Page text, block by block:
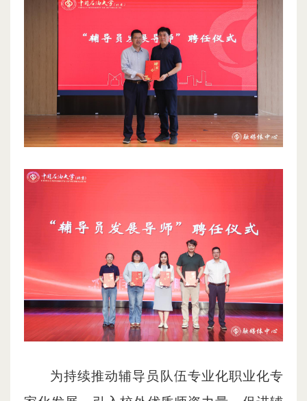
为持续推动辅导员队伍专业化职业化专